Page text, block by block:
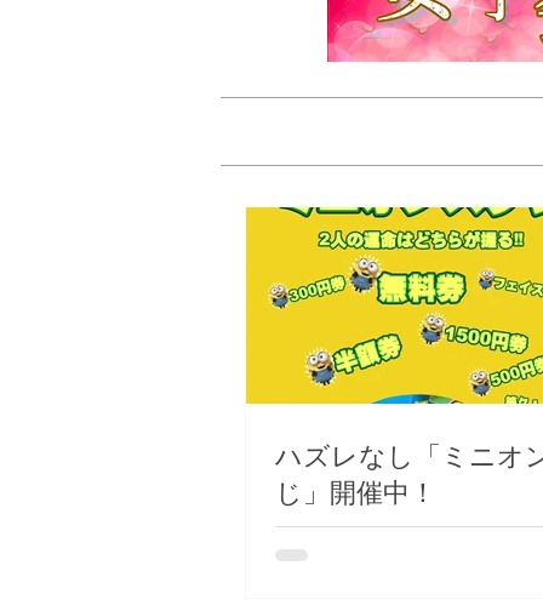
ハズレなし「ミニオ
じ」開催中！